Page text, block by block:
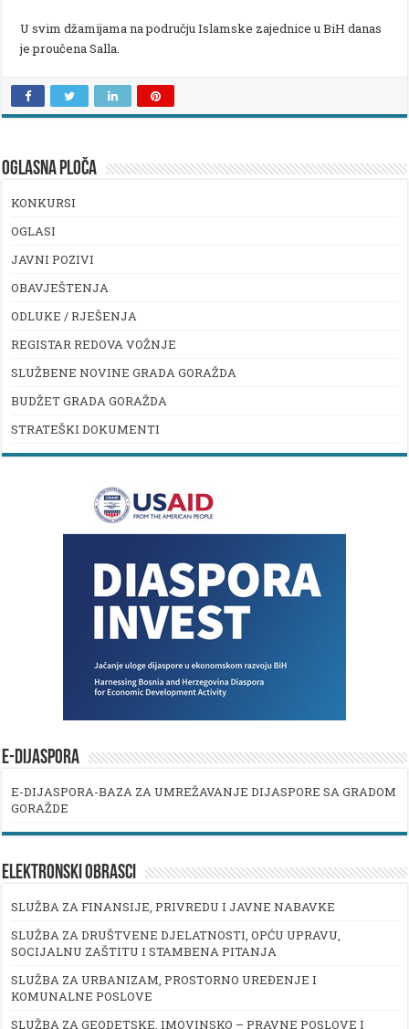
U svim džamijama na području Islamske zajednice u BiH danas
je proučena Salla.
OGLASNA PLOČA
KONKURSI
OGLASI
JAVNI POZIVI
OBAVJEŠTENJA
ODLUKE / RJEŠENJA
REGISTAR REDOVA VOŽNJE
SLUŽBENE NOVINE GRADA GORAŽDA
BUDŽET GRADA GORAŽDA
STRATEŠKI DOKUMENTI
E-DIJASPORA
E-DIJASPORA-BAZA ZA UMREŽAVANJE DIJASPORE SA GRADOM
GORAŽDE
ELEKTRONSKI OBRASCI
SLUŽBA ZA FINANSIJE, PRIVREDU I JAVNE NABAVKE
SLUŽBA ZA DRUŠTVENE DJELATNOSTI, OPĆU UPRAVU,
SOCIJALNU ZAŠTITU I STAMBENA PITANJA
SLUŽBA ZA URBANIZAM, PROSTORNO UREĐENJE I
KOMUNALNE POSLOVE
SLUŽBA ZA GEODETSKE, IMOVINSKO – PRAVNE POSLOVE I